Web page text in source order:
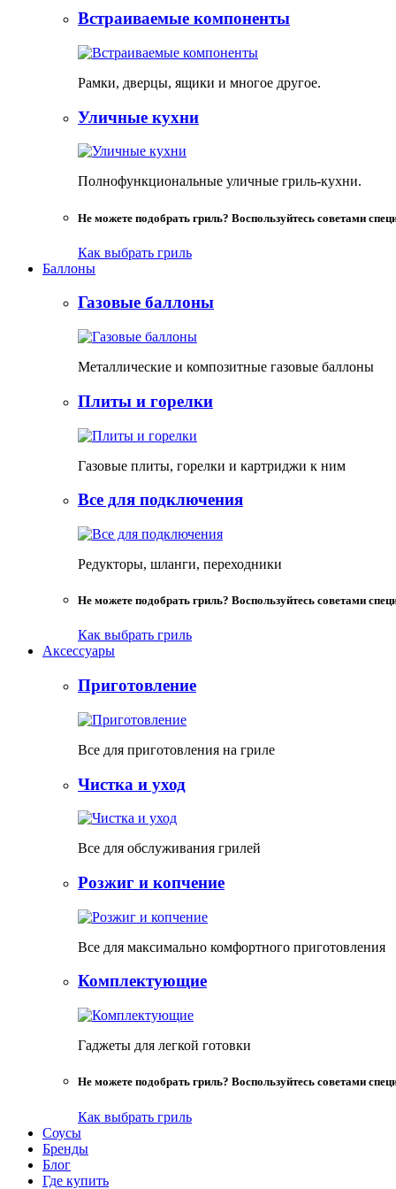
Встраиваемые компоненты
Рамки, дверцы, ящики и многое другое.
Уличные кухни
Полнофункциональные уличные гриль-кухни.
Не можете подобрать гриль? Воспользуйтесь советами
Как выбрать гриль
Баллоны
Газовые баллоны
Металлические и композитные газовые баллоны
Плиты и горелки
Газовые плиты, горелки и картриджи к ним
Все для подключения
Редукторы, шланги, переходники
Не можете подобрать гриль? Воспользуйтесь советами
Как выбрать гриль
Аксессуары
Приготовление
Все для приготовления на гриле
Чистка и уход
Все для обслуживания грилей
Розжиг и копчение
Все для максимально комфортного приготовления
Комплектующие
Гаджеты для легкой готовки
Не можете подобрать гриль? Воспользуйтесь советами
Как выбрать гриль
Соусы
Бренды
Блог
Где купить